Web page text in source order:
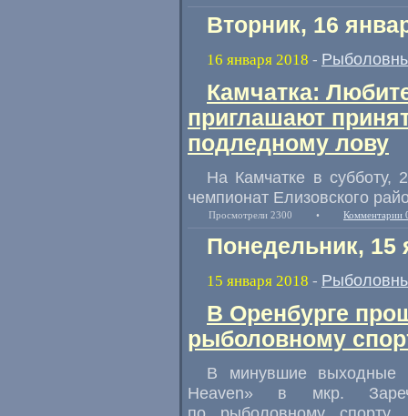
Вторник, 16
16 января 2018 -
Камчатка:
приглашают
подледному лову
На Камчатке в субботу,
чемпионат Елизовского
Просмотрели 2300 • Комментарии
Понедельник, 15
15 января 2018 -
В Оренбурге
рыболовному
В минувшие выходные
Heaven» в мкр.